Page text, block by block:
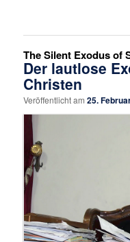
The Silent Exodus of
Der lautlose
Christen
Veröffentlicht am25.